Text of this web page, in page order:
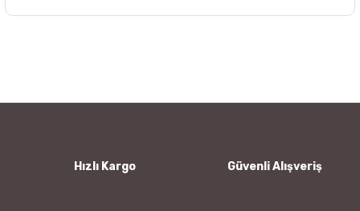
Ürün bilgilerinde hatalar bulunuyor.
Hızlı Kargo Güvenli Alışveriş